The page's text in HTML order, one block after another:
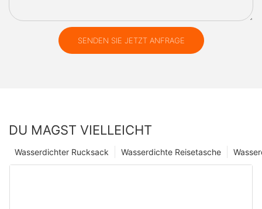
SENDEN SIE JETZT ANFRAGE
DU MAGST VIELLEICHT
Wasserdichte Reisetasche
Wasserdichter Rucksack